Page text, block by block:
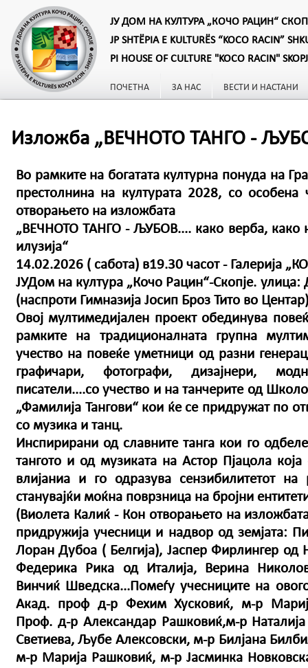
ЈУ ДОМ НА КУЛТУРА „КОЧО РАЦИН“
JP SHTËPIA E KULTURËS “KOCO RACIN”
PI HOUSE OF CULTURE "KOCO RACIN"
ПОЧЕТНА ЗА НАС ВЕСТИ И НАСТАНИ
Изложба „ВЕЧНОТО ТАНГО -
Во рамките на богатата културна понуда на
престолнина на културата 2028, со
отворањето на изложбата
„ВЕЧНОТО ТАНГО - ЉУБОВ.... како верба, како
илузија“
14.02.2026 ( сабота) в19.30 часот - Галерија
ЈУДом на култура „Кочо Рацин“-Скопје.
(наспроти Гимназија Јосип Броз Тито во Центар)
Овој мултимедијален проект обединува
рамките на традиционалната групна
учество на повеќе уметници од разни
графичари, фотографи, дизајнери,
писатели....со учество и на танчерите од
„Фамилија Тангови“ кои ќе се придружат по
со музика и танц.
Инспирирани од славните танга кои го
тангото и од музиката на Астор Пјацола
влијаниа и го одразува сензибилитетот на
станувајќи моќна поврзница на бројни
(Виолета Калиќ - Кон отворањето на
придружија учесници и надвор од земјата:
Лоран Дубоа ( Белгија), Јаспер Фирлингер
Федерика Рика од Италија, Верина
Винчиќ Шведска...Помеѓу учесниците на
Акад. проф д-р Фехим Хусковиќ, м-р
Проф. д-р Александар Рашковиќ,м-р
Светиева, Љубе Алексовски, м-р Билјана
м-р Марија Рашковиќ, м-р Јасминка